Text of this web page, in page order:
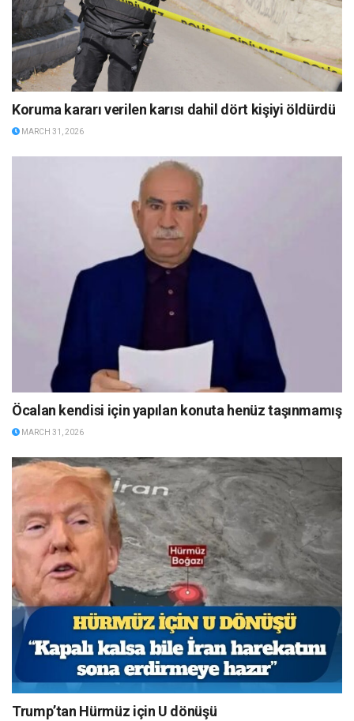
Koruma kararı verilen karısı dahil dört kişiyi öldürdü
MARCH 31, 2026
Öcalan kendisi için yapılan konuta henüz taşınmamış
MARCH 31, 2026
Trump’tan Hürmüz için U dönüşü